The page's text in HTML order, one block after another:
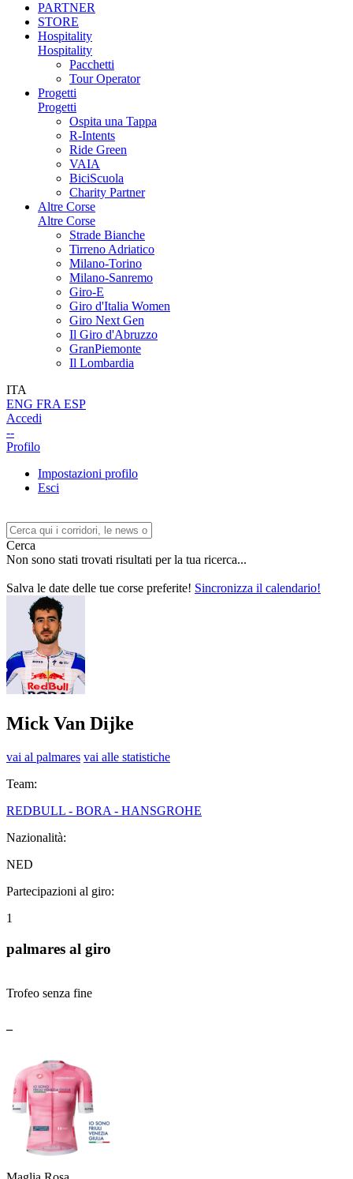
PARTNER
STORE
Hospitality
Hospitality
Pacchetti
Tour Operator
Progetti
Progetti
Ospita una Tappa
R-Intents
Ride Green
VAIA
BiciScuola
Charity Partner
Altre Corse
Altre Corse
Strade Bianche
Tirreno Adriatico
Milano-Torino
Milano-Sanremo
Giro-E
Giro d'Italia Women
Giro Next Gen
Il Giro d'Abruzzo
GranPiemonte
Il Lombardia
ITA
ENG FRA ESP
Accedi
--
Profilo
Impostazioni profilo
Esci
Cerca
Non sono stati trovati risultati per la tua ricerca...
Salva le date delle tue corse preferite! Sincronizza il calendario!
Mick Van Dijke
vai al palmares vai alle statistiche
Team:
REDBULL - BORA - HANSGROHE
Nazionalità:
NED
Partecipazioni al giro:
1
palmares al giro
Trofeo senza fine